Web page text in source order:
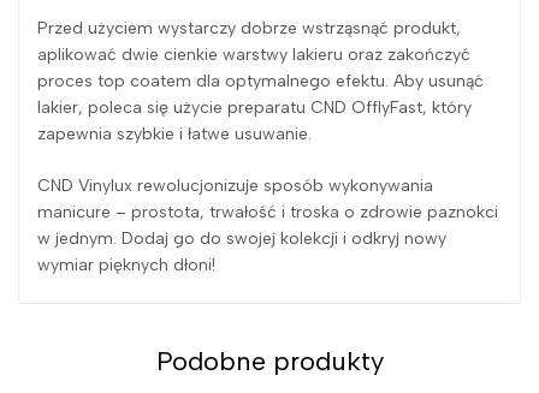
Przed użyciem wystarczy dobrze wstrząsnąć produkt,
aplikować dwie cienkie warstwy lakieru oraz zakończyć
proces top coatem dla optymalnego efektu. Aby usunąć
lakier, poleca się użycie preparatu CND OfflyFast, który
zapewnia szybkie i łatwe usuwanie.
CND Vinylux rewolucjonizuje sposób wykonywania
manicure – prostota, trwałość i troska o zdrowie paznokci
w jednym. Dodaj go do swojej kolekcji i odkryj nowy
wymiar pięknych dłoni!
Podobne produkty